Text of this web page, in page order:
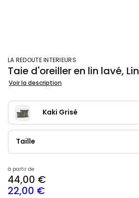
LA REDOUTE INTERIEURS
Taie d'oreiller en lin lavé,
Voir la description
Kaki Grisé
Taille
à partir de
22,00 €
44,00 €